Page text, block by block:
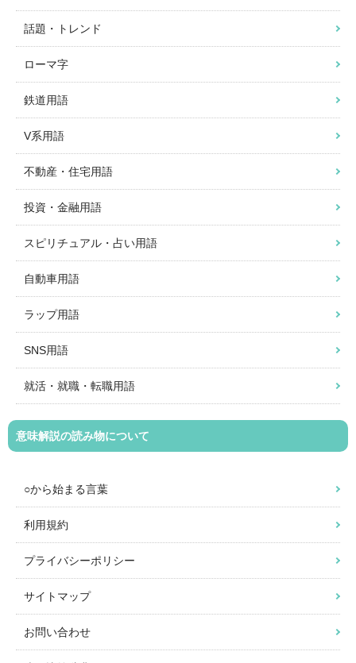
話題・トレンド
ローマ字
鉄道用語
V系用語
不動産・住宅用語
投資・金融用語
スピリチュアル・占い用語
自動車用語
ラップ用語
SNS用語
就活・就職・転職用語
意味解説の読み物について
○から始まる言葉
利用規約
プライバシーポリシー
サイトマップ
お問い合わせ